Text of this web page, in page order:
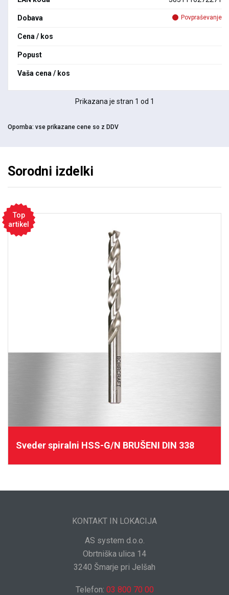
Dobava Povpraševanje
Cena / kos
Popust
Vaša cena / kos
Prikazana je stran 1 od 1
Opomba: vse prikazane cene so z DDV
Sorodni izdelki
Sveder spiralni HSS-G/N BRUŠENI DIN 338
Top
artikel
KONTAKT IN LOKACIJA
AS system d.o.o.
Obrtniška ulica 14
3240 Šmarje pri Jelšah
Telefon: 03 800 70 00